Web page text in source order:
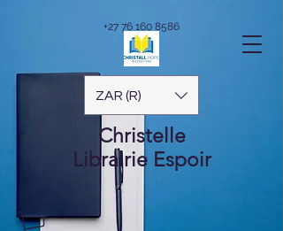
ZAR (R)
Christelle
Librairie Espoir
+27 76 160 8586